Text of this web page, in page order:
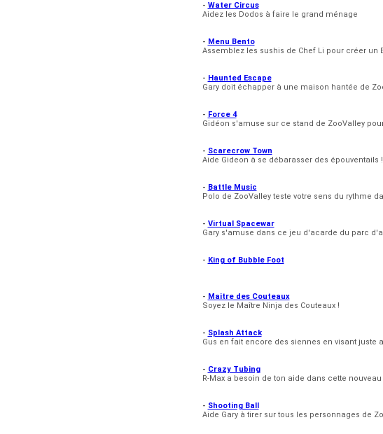
- Water Circus
Aidez les Dodos à faire le grand ménage
- Menu Bento
Assemblez les sushis de Chef Li pour créer un
- Haunted Escape
Gary doit échapper à une maison hantée de
- Force 4
Gidéon s'amuse sur ce stand de ZooValley
- Scarecrow Town
Aide Gideon à se débarasser des épouventails !
- Battle Music
Polo de ZooValley teste votre sens du rythme
- Virtual Spacewar
Gary s'amuse dans ce jeu d'acarde du parc
- King of Bubble Foot
- Maitre des Couteaux
Soyez le Maître Ninja des Couteaux !
- Splash Attack
Gus en fait encore des siennes en visant juste
- Crazy Tubing
R-Max a besoin de ton aide dans cette
- Shooting Ball
Aide Gary à tirer sur tous les personnages de